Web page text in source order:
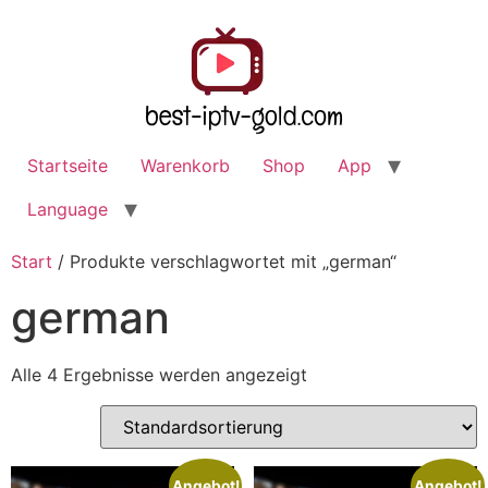
Startseite Warenkorb Shop
App
Language
Start / Produkte verschlagwortet mit „german“
german
Alle 4 Ergebnisse werden angezeigt